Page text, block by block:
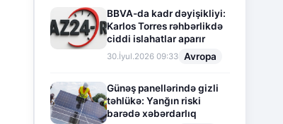
BBVA-da kadr dəyişikliyi:
Karlos Torres rəhbərlikdə
ciddi islahatlar aparır
30.İyul.2026 09:33 Avropa
Günəş panellərində gizli
təhlükə: Yanğın riski
barədə xəbərdarlıq